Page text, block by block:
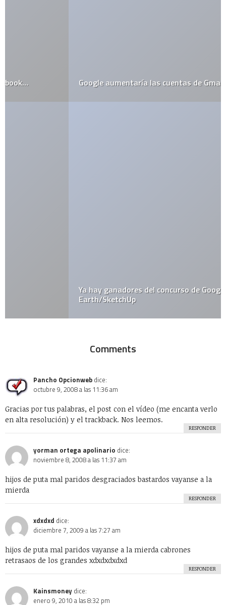
Google aumentaría las cuentas de Gmail a 10 GB
Ya hay ganadores del concurso de Google
Comments
Pancho Opcionweb dice:
octubre 9, 2008 a las 11:36 am
Gracias por tus palabras, el post con el vídeo (me encanta verlo
en alta resolución) y el trackback. Nos leemos.
RESPONDER
yorman ortega apolinario dice:
noviembre 8, 2008 a las 11:37 am
hijos de puta mal paridos desgraciados bastardos vayanse a la
mierda
RESPONDER
xdxdxd dice:
diciembre 7, 2009 a las 7:27 am
hijos de puta mal paridos vayanse a la mierda cabrones
retrasaos de los grandes xdxdxdxdxd
RESPONDER
Kainsmoney dice:
enero 9, 2010 a las 8:32 pm